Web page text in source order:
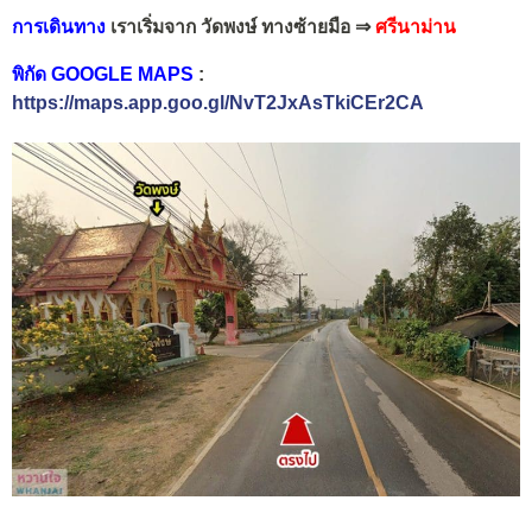
การเดินทาง เราเริ่มจาก วัดพงษ์ ทางซ้ายมือ ⇒ศรีนาม่าน
พิกัด GOOGLE MAPS :
https://maps.app.goo.gl/NvT2JxAsTkiCEr2CA